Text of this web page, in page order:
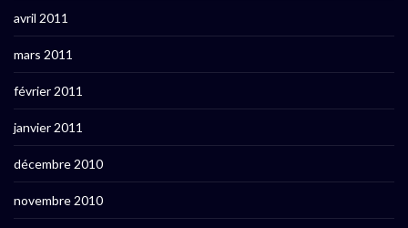
avril 2011
mars 2011
février 2011
janvier 2011
décembre 2010
novembre 2010